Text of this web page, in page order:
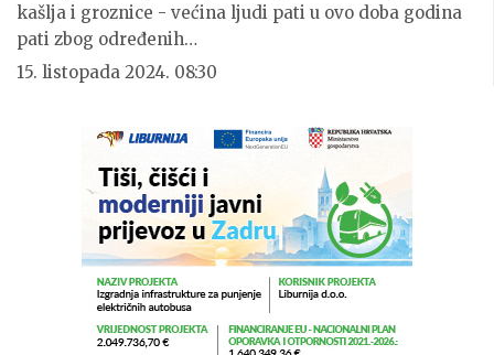
kašlja i groznice - većina ljudi pati u ovo doba godina
pati zbog određenih…
15. listopada 2024. 08:30